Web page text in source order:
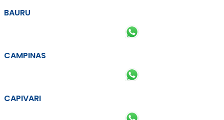
BAURU
CAMPINAS
CAPIVARI